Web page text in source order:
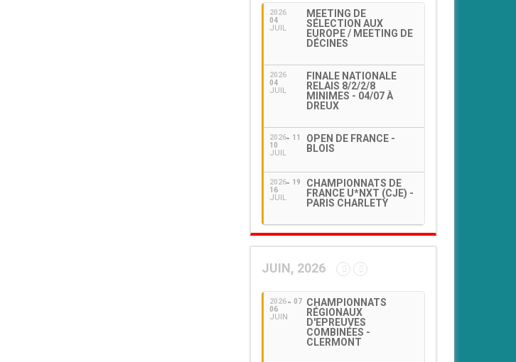
2026
04
JUIL
MEETING DE
SÉLECTION AUX
EUROPE / MEETING DE
DÉCINES
2026
04
JUIL
FINALE NATIONALE
RELAIS 8/2/2/8
MINIMES - 04/07 À
DREUX
2026
10
JUIL
11
OPEN DE FRANCE -
BLOIS
2026
16
JUIL
19
CHAMPIONNATS DE
FRANCE U*NXT (CJE) -
PARIS CHARLETY
JUIN, 2026
2026
06
JUIN
07
CHAMPIONNATS
RÉGIONAUX
D'EPREUVES
COMBINÉES -
CLERMONT